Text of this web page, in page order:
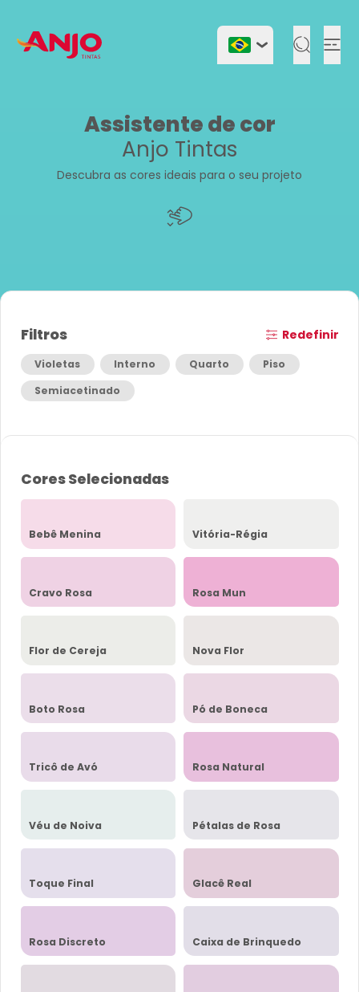
Assistente de cor
Anjo Tintas
Descubra as cores ideais para o seu projeto
Filtros Redefinir
Violetas Interno Quarto
Piso
Semiacetinado
Cores Selecionadas
Bebê Menina Vitória-Régia
Cravo Rosa Rosa Mun
Flor de Cereja Nova Flor
Boto Rosa Pó de Boneca
Tricô de Avó Rosa Natural
Véu de Noiva Pétalas de Rosa
Toque Final Glacê Real
Rosa Discreto Caixa de Brinquedo